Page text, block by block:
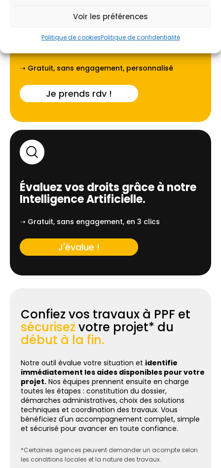
Voir les préférences
Politique de cookiesPolitique de confidentialité
Faites-vous guider par l'un de
nos experts locaux àCreuse.
➝ Gratuit, sans engagement, personnalisé
Je prends rdv !
Évaluez vos droits grâce à notre
Intelligence Artificielle.
➝ Gratuit, sans engagement, en 3 clics
J'évalue !
Confiez vos travaux à PPF et
sécurisez votre projet* du
début à la fin.
Notre outil évalue votre situation et identifie
immédiatement les aides disponibles pour votre
projet. Nos équipes prennent ensuite en charge
toutes les étapes : constitution du dossier,
démarches administratives, choix des solutions
techniques et coordination des travaux. Vous
bénéficiez d'un accompagnement complet, simple
et sécurisé pour avancer en toute confiance.
*Certaines agences peuvent demander un acompte selon
les conditions locales et la nature des travaux.